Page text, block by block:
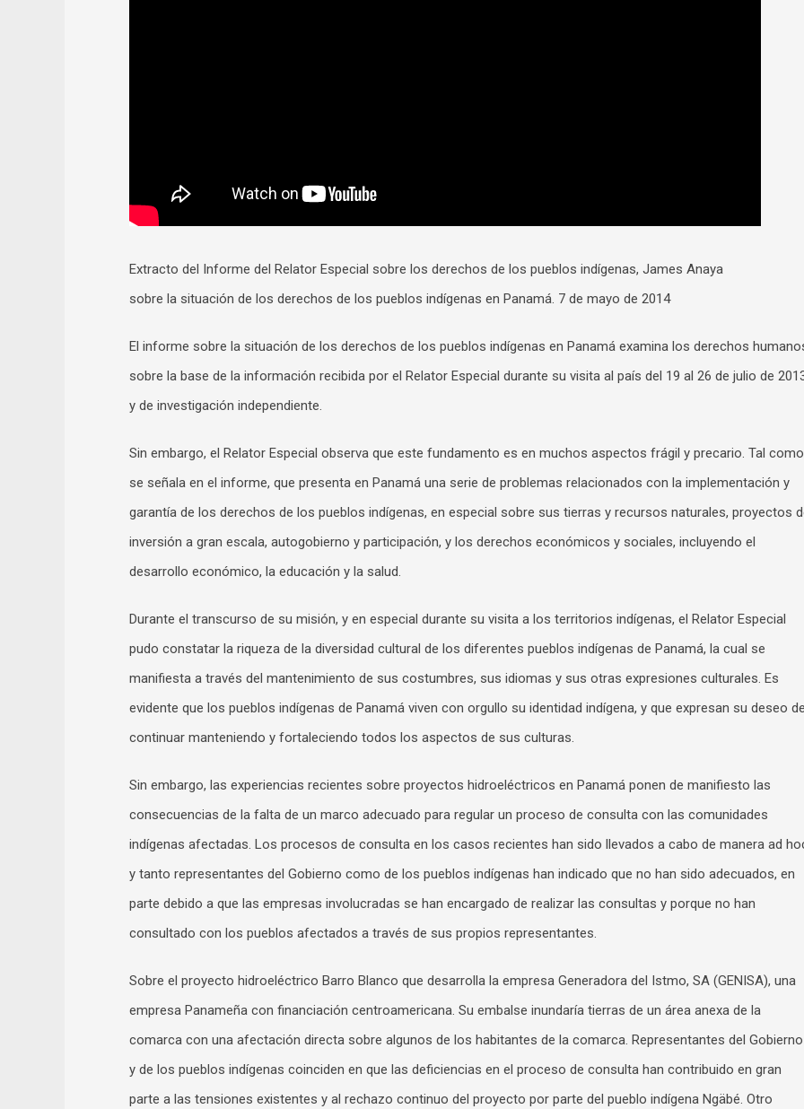
Extracto del Informe del Relator Especial sobre los derechos de los pueblos indígenas, James Anaya
sobre la situación de los derechos de los pueblos indígenas en Panamá. 7 de mayo de 2014
El informe sobre la situación de los derechos de los pueblos indígenas en Panamá examina los derechos
sobre la base de la información recibida por el Relator Especial durante su visita al país del 19 al 26 de julio de
y de investigación independiente.
Sin embargo, el Relator Especial observa que este fundamento es en muchos aspectos frágil y precario. Tal como
se señala en el informe, que presenta en Panamá una serie de problemas relacionados con la implementación y
garantía de los derechos de los pueblos indígenas, en especial sobre sus tierras y recursos naturales, proyectos
inversión a gran escala, autogobierno y participación, y los derechos económicos y sociales, incluyendo el
desarrollo económico, la educación y la salud.
Durante el transcurso de su misión, y en especial durante su visita a los territorios indígenas, el Relator Especial
pudo constatar la riqueza de la diversidad cultural de los diferentes pueblos indígenas de Panamá, la cual se
manifiesta a través del mantenimiento de sus costumbres, sus idiomas y sus otras expresiones culturales. Es
evidente que los pueblos indígenas de Panamá viven con orgullo su identidad indígena, y que expresan su deseo
continuar manteniendo y fortaleciendo todos los aspectos de sus culturas.
Sin embargo, las experiencias recientes sobre proyectos hidroeléctricos en Panamá ponen de manifiesto las
consecuencias de la falta de un marco adecuado para regular un proceso de consulta con las comunidades
indígenas afectadas. Los procesos de consulta en los casos recientes han sido llevados a cabo de manera ad
y tanto representantes del Gobierno como de los pueblos indígenas han indicado que no han sido adecuados, en
parte debido a que las empresas involucradas se han encargado de realizar las consultas y porque no han
consultado con los pueblos afectados a través de sus propios representantes.
Sobre el proyecto hidroeléctrico Barro Blanco que desarrolla la empresa Generadora del Istmo, SA (GENISA), una
empresa Panameña con financiación centroamericana. Su embalse inundaría tierras de un área anexa de la
comarca con una afectación directa sobre algunos de los habitantes de la comarca. Representantes del Gobierno
y de los pueblos indígenas coinciden en que las deficiencias en el proceso de consulta han contribuido en gran
parte a las tensiones existentes y al rechazo continuo del proyecto por parte del pueblo indígena Ngäbé. Otro